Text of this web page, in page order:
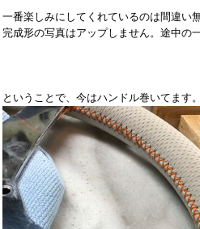
一番楽しみにしてくれているのは間違い
完成形の写真はアップしません。途中の
ということで、今はハンドル巻いてます。